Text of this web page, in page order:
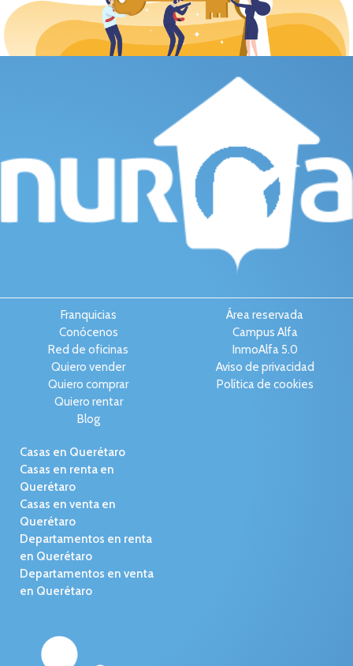
Franquicias
Conócenos
Red de oficinas
Quiero vender
Quiero comprar
Quiero rentar
Blog
Área reservada
Campus Alfa
InmoAlfa 5.0
Aviso de privacidad
Política de cookies
Casas en Querétaro
Casas en renta en
Querétaro
Casas en venta en
Querétaro
Departamentos en renta
en Querétaro
Departamentos en venta
en Querétaro